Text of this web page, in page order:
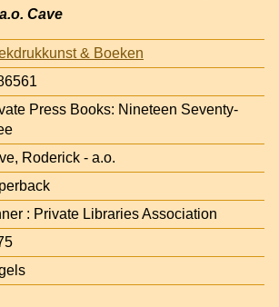
Cave
& Boeken
Press Books: Nineteen Seventy-
Roderick - a.o.
: Private Libraries Association